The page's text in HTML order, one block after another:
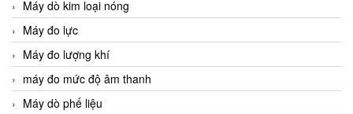
Máy dò kim loại nóng
Máy đo lực
Máy đo lượng khí
máy đo mức độ âm thanh
Máy dò phế liệu